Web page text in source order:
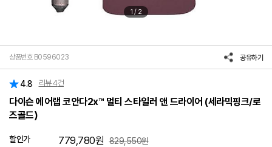
1 / 2
상품번호 B0596023 공유하기
4.8 리뷰4건
다이슨 에어랩 코안다2x™ 멀티 스타일러 앤 드라이어 (세라믹핑크/로
즈골드)
할인가 779,780원 829,550원